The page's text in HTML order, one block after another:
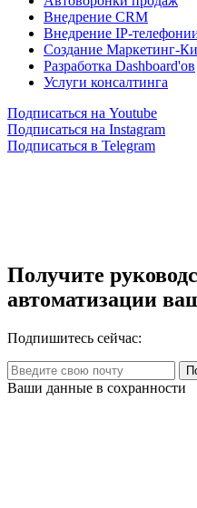
Внедрение CRM
Внедрение IP-
Создание Маркетинг-
Разработка Dashboard'ов
Услуги консалтинга
Подписаться на Youtube
Подписаться на Instagram
Подписаться в Telegram
Получите
автоматизации
Подпишитесь сейчас:
Ваши данные в сохранности